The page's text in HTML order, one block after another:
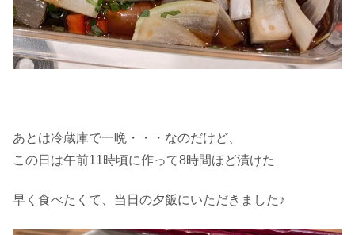
あとは冷蔵庫で一晩・・・なのだけど、
この日は午前11時頃に作って8時間ほど漬けた
早く食べたくて、当日の夕飯にいただきました♪